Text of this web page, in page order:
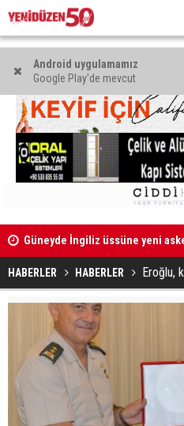
Android uygulamamız
Google Play'de mevcut
Aracında gümrüğe beyan
bulunan şahsa para cezası!
HABERLER HABERLER Eroğlu,